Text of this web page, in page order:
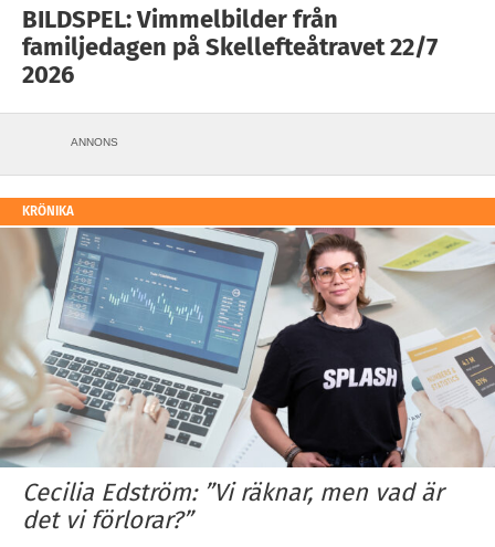
BILDSPEL: Vimmelbilder från
familjedagen på Skellefteåtravet 22/7
2026
ANNONS
KRÖNIKA
Cecilia Edström: ”Vi räknar, men vad är
det vi förlorar?”